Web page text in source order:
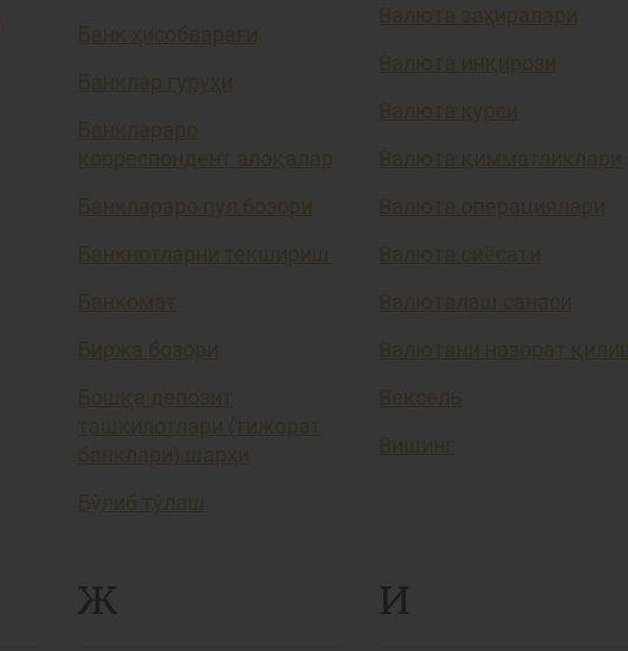
Банк ҳисобварағи
Банклар гуруҳи
Банклараро
корреспондент алоқалар
Банклараро пул бозори
Банкнотларни текшириш
Банкомат
Биржа бозори
Бошқа депозит
ташкилотлари (тижорат
банклари) шарҳи
Бўлиб тўлаш
Валюта заҳиралари
Валюта инқирози
Валюта курси
Валюта қимматликлари
Валюта операциялари
Валюта сиёсати
Валюталаш санаси
Валютани назорат
Вексель
Вишинг
Ж И